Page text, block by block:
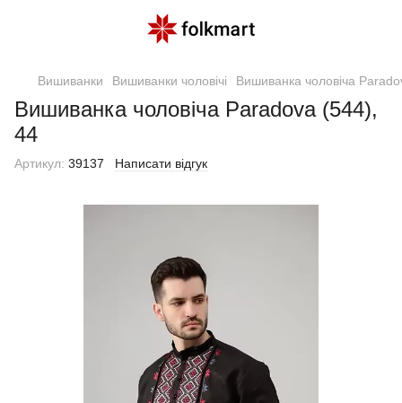
Вишиванки Вишиванки чоловічі Вишиванка чоловіча
Вишиванка чоловіча Paradova (544),
44
Артикул: 39137 Написати відгук